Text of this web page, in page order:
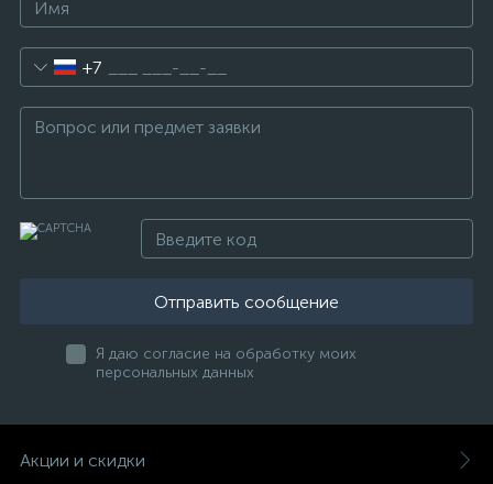
+7
Отправить сообщение
Я даю согласие на обработку моих
персональных данных
Акции и скидки